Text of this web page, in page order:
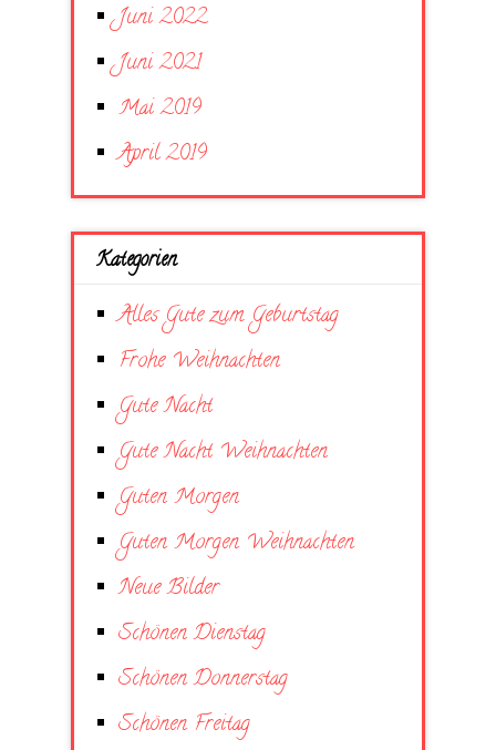
Juni 2022
Juni 2021
Mai 2019
April 2019
Kategorien
Alles Gute zum Geburtstag
Frohe Weihnachten
Gute Nacht
Gute Nacht Weihnachten
Guten Morgen
Guten Morgen Weihnachten
Neue Bilder
Schönen Dienstag
Schönen Donnerstag
Schönen Freitag